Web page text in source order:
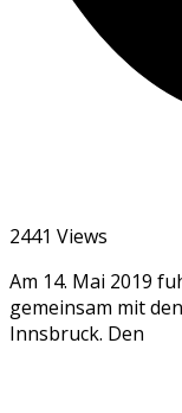
2441 Views
Am 14. Mai 2019
gemeinsam mit
Innsbruck. Den